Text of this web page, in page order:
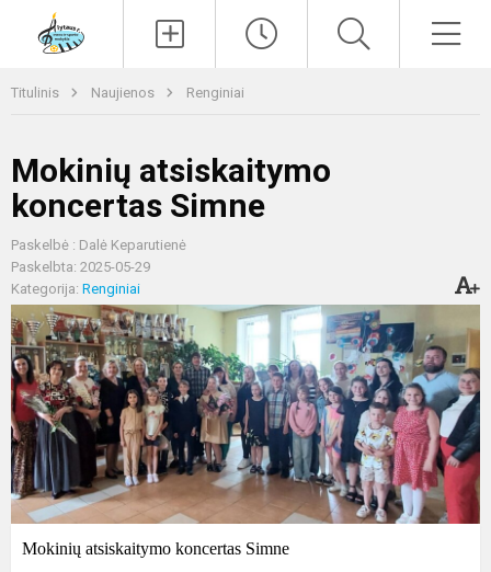
Titulinis Naujienos Renginiai
Mokinių atsiskaitymo
koncertas Simne
Paskelbė : Dalė Keparutienė
Paskelbta: 2025-05-29
Kategorija: Renginiai
Mokinių atsiskaitymo koncertas Simne